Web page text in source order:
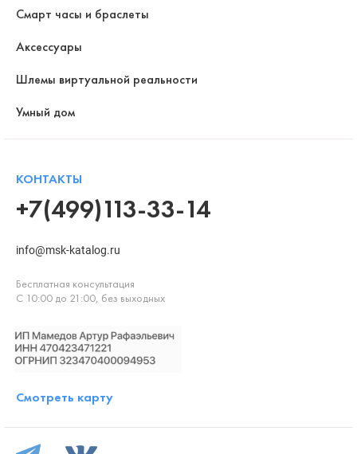
Смарт часы и браслеты
Аксессуары
Шлемы виртуальной реальности
Умный дом
КОНТАКТЫ
+7(499)113-33-14
info@msk-katalog.ru
Бесплатная консультация
С 10:00 до 21:00, без выходных
Смотреть карту